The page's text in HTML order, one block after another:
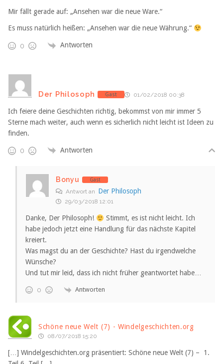
Mir fällt gerade auf: „Ansehen war die neue Ware.“
Es muss natürlich heißen: „Ansehen war die neue Währung.“
0 Antworten
Der Philosoph Gast 01/02/2018 00:38
Ich feiere deine Geschichten richtig, bekommst von mir immer 5
Sterne mach weiter, auch wenn es sicherlich nicht leicht ist Ideen zu
finden.
0 Antworten
Bonyu Gast
Antwort an Der Philosoph
29/03/2018 12:01
Danke, Der Philosoph!
Stimmt, es ist nicht leicht. Ich
habe jedoch jetzt eine Handlung für das nächste Kapitel
kreiert.
Was magst du an der Geschichte? Hast du irgendwelche
Wünsche?
Und tut mir leid, dass ich nicht früher geantwortet habe…
0 Antworten
Schöne neue Welt (7) - Windelgeschichten.org
08/07/2018 15:20
[…] Windelgeschichten.org präsentiert: Schöne neue Welt (7) – 1.